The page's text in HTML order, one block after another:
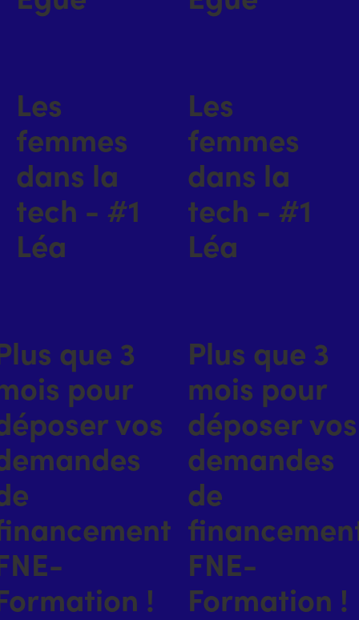
Les
femmes
dans la
tech - #1
Léa
Les
femmes
dans la
tech - #1
Léa
que 3
pour
vos
!
Plus que 3
mois pour
déposer vos
demandes
de
FNE-
Formation !